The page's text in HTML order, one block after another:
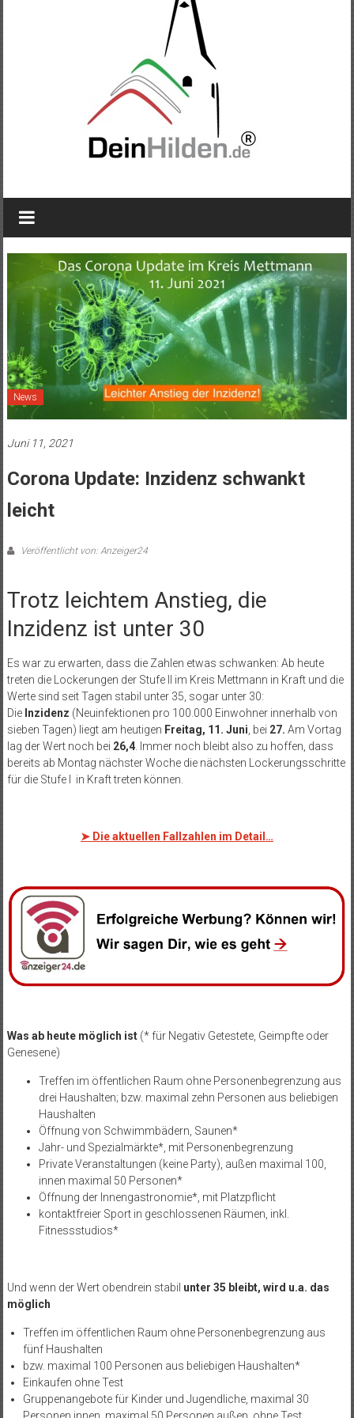
News
Juni 11, 2021
Corona Update: Inzidenz schwankt
leicht
Veröffentlicht von: Anzeiger24
Trotz leichtem Anstieg, die
Inzidenz ist unter 30
Es war zu erwarten, dass die Zahlen etwas schwanken: Ab heute
treten die Lockerungen der Stufe II im Kreis Mettmann in Kraft und die
Werte sind seit Tagen stabil unter 35, sogar unter 30:
Die Inzidenz (Neuinfektionen pro 100.000 Einwohner innerhalb von
sieben Tagen) liegt am heutigen Freitag, 11. Juni , bei 27. Am Vortag
lag der Wert noch bei 26,4. Immer noch bleibt also zu hoffen, dass
bereits ab Montag nächster Woche die nächsten Lockerungsschritte
für die Stufe I in Kraft treten können.
➤ Die aktuellen Fallzahlen im Detail…
Was ab heute möglich ist (* für Negativ Getestete, Geimpfte oder
Genesene)
Treffen im öffentlichen Raum ohne Personenbegrenzung aus
drei Haushalten; bzw. maximal zehn Personen aus beliebigen
Haushalten
Öffnung von Schwimmbädern, Saunen*
Jahr- und Spezialmärkte*, mit Personenbegrenzung
Private Veranstaltungen (keine Party), außen maximal 100,
innen maximal 50 Personen*
Öffnung der Innengastronomie*, mit Platzpflicht
kontaktfreier Sport in geschlossenen Räumen, inkl.
Fitnessstudios*
Und wenn der Wert obendrein stabil unter 35 bleibt, wird u.a. das
möglich
Treffen im öffentlichen Raum ohne Personenbegrenzung aus
fünf Haushalten
bzw. maximal 100 Personen aus beliebigen Haushalten*
Einkaufen ohne Test
Gruppenangebote für Kinder und Jugendliche, maximal 30
Personen innen, maximal 50 Personen außen, ohne Test